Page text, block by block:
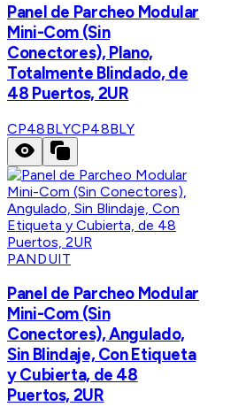
Panel de Parcheo Modular
Mini-Com (Sin
Conectores), Plano,
Totalmente Blindado, de
48 Puertos, 2UR
CP48BLYCP48BLY
PANDUIT
Panel de Parcheo Modular
Mini-Com (Sin
Conectores), Angulado,
Sin Blindaje, Con Etiqueta
y Cubierta, de 48
Puertos, 2UR